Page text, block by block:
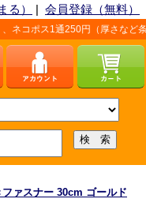
る） | 会員登録（無料）
円（厚さなど条件あり）。詳
ファスナー 30cm ゴールド